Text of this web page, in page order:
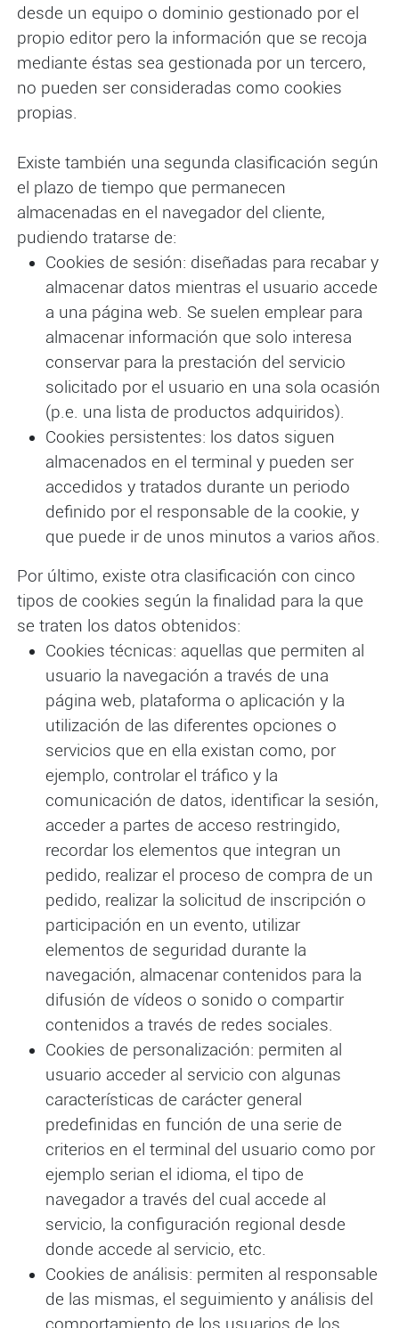
desde un equipo o dominio gestionado por el
propio editor pero la información que se recoja
mediante éstas sea gestionada por un tercero,
no pueden ser consideradas como cookies
propias.
Existe también una segunda clasificación según
el plazo de tiempo que permanecen
almacenadas en el navegador del cliente,
pudiendo tratarse de:
Cookies de sesión: diseñadas para recabar y
almacenar datos mientras el usuario accede
a una página web. Se suelen emplear para
almacenar información que solo interesa
conservar para la prestación del servicio
solicitado por el usuario en una sola ocasión
(p.e. una lista de productos adquiridos).
Cookies persistentes: los datos siguen
almacenados en el terminal y pueden ser
accedidos y tratados durante un periodo
definido por el responsable de la cookie, y
que puede ir de unos minutos a varios años.
Por último, existe otra clasificación con cinco
tipos de cookies según la finalidad para la que
se traten los datos obtenidos:
Cookies técnicas: aquellas que permiten al
usuario la navegación a través de una
página web, plataforma o aplicación y la
utilización de las diferentes opciones o
servicios que en ella existan como, por
ejemplo, controlar el tráfico y la
comunicación de datos, identificar la sesión,
acceder a partes de acceso restringido,
recordar los elementos que integran un
pedido, realizar el proceso de compra de un
pedido, realizar la solicitud de inscripción o
participación en un evento, utilizar
elementos de seguridad durante la
navegación, almacenar contenidos para la
difusión de vídeos o sonido o compartir
contenidos a través de redes sociales.
Cookies de personalización: permiten al
usuario acceder al servicio con algunas
características de carácter general
predefinidas en función de una serie de
criterios en el terminal del usuario como por
ejemplo serian el idioma, el tipo de
navegador a través del cual accede al
servicio, la configuración regional desde
donde accede al servicio, etc.
Cookies de análisis: permiten al responsable
de las mismas, el seguimiento y análisis del